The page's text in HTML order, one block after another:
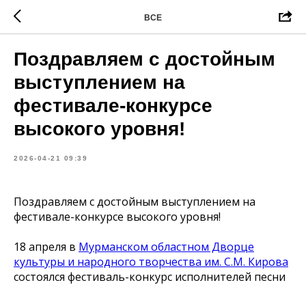
ВСЕ
Поздравляем с достойным
выступлением на
фестивале-конкурсе
высокого уровня!
2026-04-21 09:39
Поздравляем с достойным выступлением на
фестивале-конкурсе высокого уровня!
18 апреля в Мурманском областном Дворце
культуры и народного творчества им. С.М. Кирова
состоялся фестиваль-конкурс исполнителей песни